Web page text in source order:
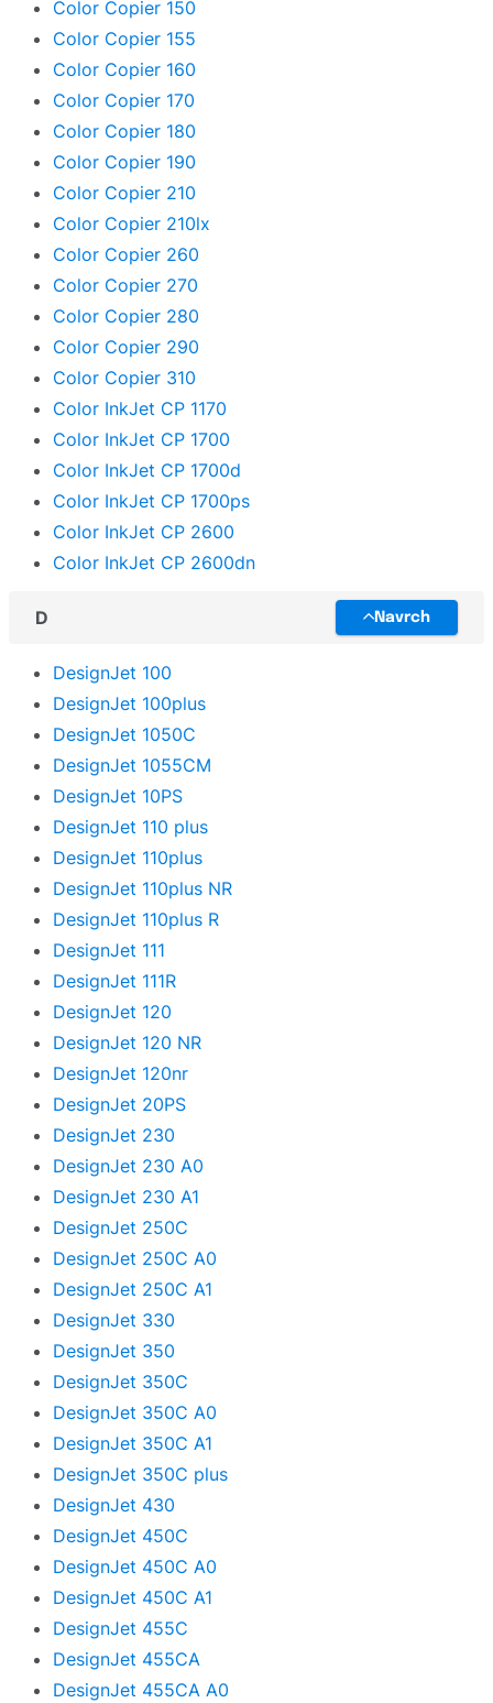
Color Copier 150
Color Copier 155
Color Copier 160
Color Copier 170
Color Copier 180
Color Copier 190
Color Copier 210
Color Copier 210lx
Color Copier 260
Color Copier 270
Color Copier 280
Color Copier 290
Color Copier 310
Color InkJet CP 1170
Color InkJet CP 1700
Color InkJet CP 1700d
Color InkJet CP 1700ps
Color InkJet CP 2600
Color InkJet CP 2600dn
D Navrch
DesignJet 100
DesignJet 100plus
DesignJet 1050C
DesignJet 1055CM
DesignJet 10PS
DesignJet 110 plus
DesignJet 110plus
DesignJet 110plus NR
DesignJet 110plus R
DesignJet 111
DesignJet 111R
DesignJet 120
DesignJet 120 NR
DesignJet 120nr
DesignJet 20PS
DesignJet 230
DesignJet 230 A0
DesignJet 230 A1
DesignJet 250C
DesignJet 250C A0
DesignJet 250C A1
DesignJet 330
DesignJet 350
DesignJet 350C
DesignJet 350C A0
DesignJet 350C A1
DesignJet 350C plus
DesignJet 430
DesignJet 450C
DesignJet 450C A0
DesignJet 450C A1
DesignJet 455C
DesignJet 455CA
DesignJet 455CA A0